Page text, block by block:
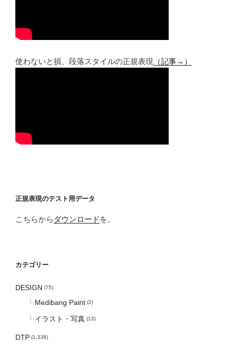
使わないと損、段落スタイルの正規表現 （記事→）
正規表現のテスト用データ
こちらから ダウンロード を。
カテゴリー
DESIGN (75)
Medibang Paint (2)
イラスト・写真 (13)
DTP (1,338)